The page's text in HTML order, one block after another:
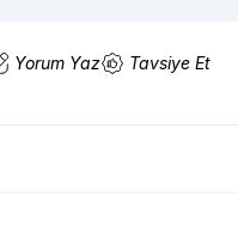
Yorum Yaz Tavsiye Et